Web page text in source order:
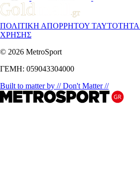
ΠΟΛΙΤΙΚΗ ΑΠΟΡΡΗΤΟΥ ΤΑΥΤΟΤΗΤΑ
ΧΡΗΣΗΣ
© 2026 MetroSport
ΓΕΜΗ: 059043304000
Built to matter by // Don't Matter //